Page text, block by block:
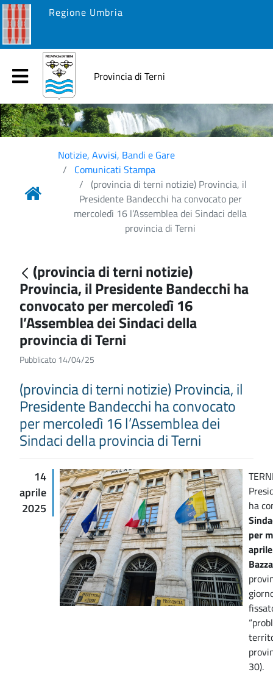
Regione Umbria
Provincia di Terni
Notizie, Avvisi, Bandi e Gare
Comunicati Stampa
(provincia di terni notizie) Provincia, il
Presidente Bandecchi ha convocato per
mercoledì 16 l’Assemblea dei Sindaci della
provincia di Terni
(provincia di terni notizie)
Provincia, il Presidente Bandecchi ha
convocato per mercoledì 16
l’Assemblea dei Sindaci della
provincia di Terni
Pubblicato 14/04/25
(provincia di terni notizie) Provincia, il
Presidente Bandecchi ha convocato
per mercoledì 16 l’Assemblea dei
Sindaci della provincia di Terni
14
aprile
2025
ha
per
30).